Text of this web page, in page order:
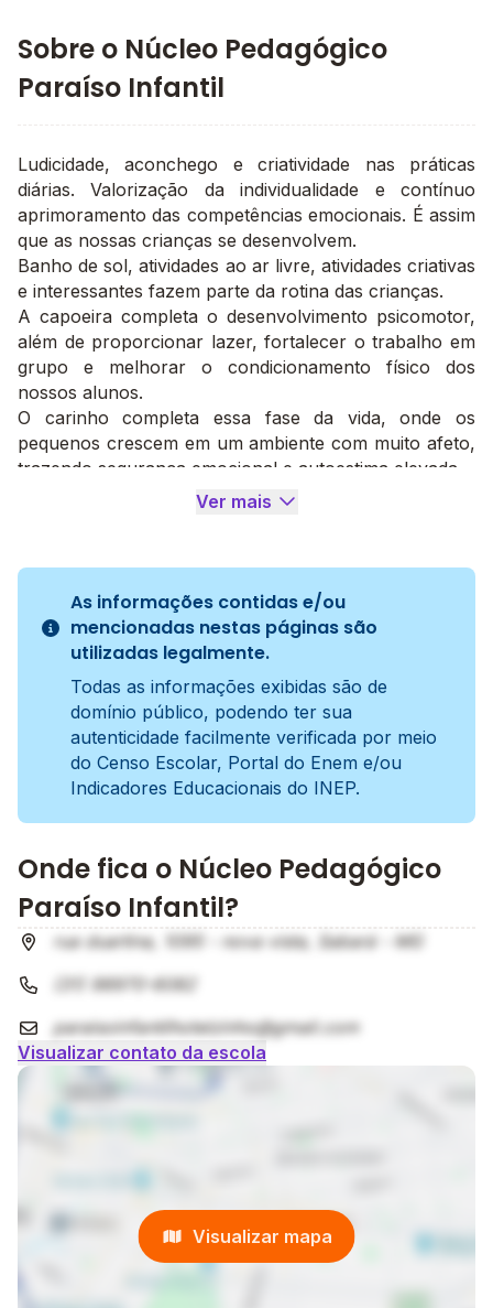
Sobre o Núcleo Pedagógico
Paraíso Infantil
Ludicidade, aconchego e criatividade nas práticas
diárias. Valorização da individualidade e contínuo
aprimoramento das competências emocionais. É assim
que as nossas crianças se desenvolvem.
Banho de sol, atividades ao ar livre, atividades criativas
e interessantes fazem parte da rotina das crianças.
A capoeira completa o desenvolvimento psicomotor,
além de proporcionar lazer, fortalecer o trabalho em
grupo e melhorar o condicionamento físico dos
nossos alunos.
O carinho completa essa fase da vida, onde os
pequenos crescem em um ambiente com muito afeto,
trazendo segurança emocional e autoestima elevada.
Ver mais
As informações contidas e/ou
mencionadas nestas páginas são
utilizadas legalmente.
Todas as informações exibidas são de
domínio público, podendo ter sua
autenticidade facilmente verificada por meio
do Censo Escolar, Portal do Enem e/ou
Indicadores Educacionais do INEP.
Onde fica o Núcleo Pedagógico
Paraíso Infantil?
rua duartina, 1095 - nova vista, Sabará - MG
(31) 98970-6082
paraisoinfantilhotelzinho@gmail.com
Visualizar contato da escola
Visualizar mapa